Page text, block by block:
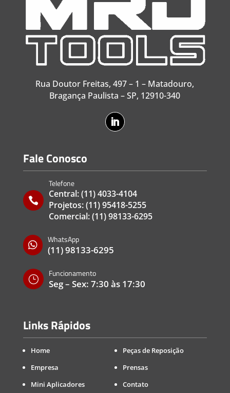
Rua Doutor Freitas, 497 – 1 – Matadouro,
Bragança Paulista – SP, 12910-340
Fale Conosco

Telefone
Central:(11) 4033-4104
Projetos:(11) 95418-5255
Comercial:(11) 98133-6295

WhatsApp
(11) 98133-6295
}
Funcionamento
Seg – Sex: 7:30 às 17:30
Links Rápidos
Home
Empresa
Mini Aplicadores
Peças de Reposição
Prensas
Contato